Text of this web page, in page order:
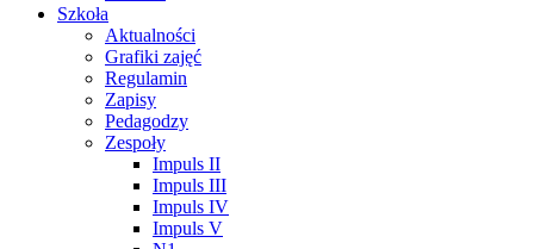
Szkoła
Aktualności
Grafiki zajęć
Regulamin
Zapisy
Pedagodzy
Zespoły
Impuls II
Impuls III
Impuls IV
Impuls V